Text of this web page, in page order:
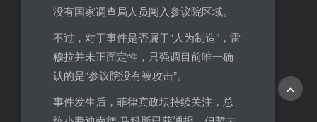
没有国家调查局人员闯入参议院区域。
不过，对于事件是否属于“人为制造”，雷
穆拉并未正面定性，只强调目前唯一确
认的是“参议院没有被攻击”。
事件发生后，菲律宾政坛持续关注，总